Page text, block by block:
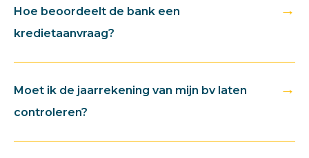
Hoe beoordeelt de bank een
kredietaanvraag?
→
Moet ik de jaarrekening van mijn bv laten
controleren?
→